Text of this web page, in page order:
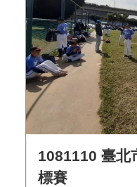
1081110 臺北
標賽